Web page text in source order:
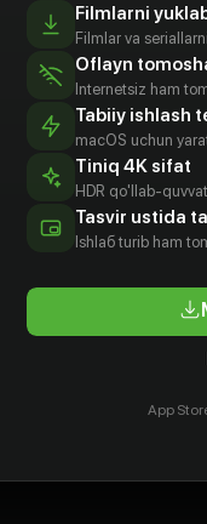
18+
Filmlarni
Filmlar va
Oflayn
Internetsiz ham
Tabiiy ishlash
macOS uchun
Tiniq 4K sifat
HDR qo'llab-
Tasvir ustida
Ishlаб turib ham
App